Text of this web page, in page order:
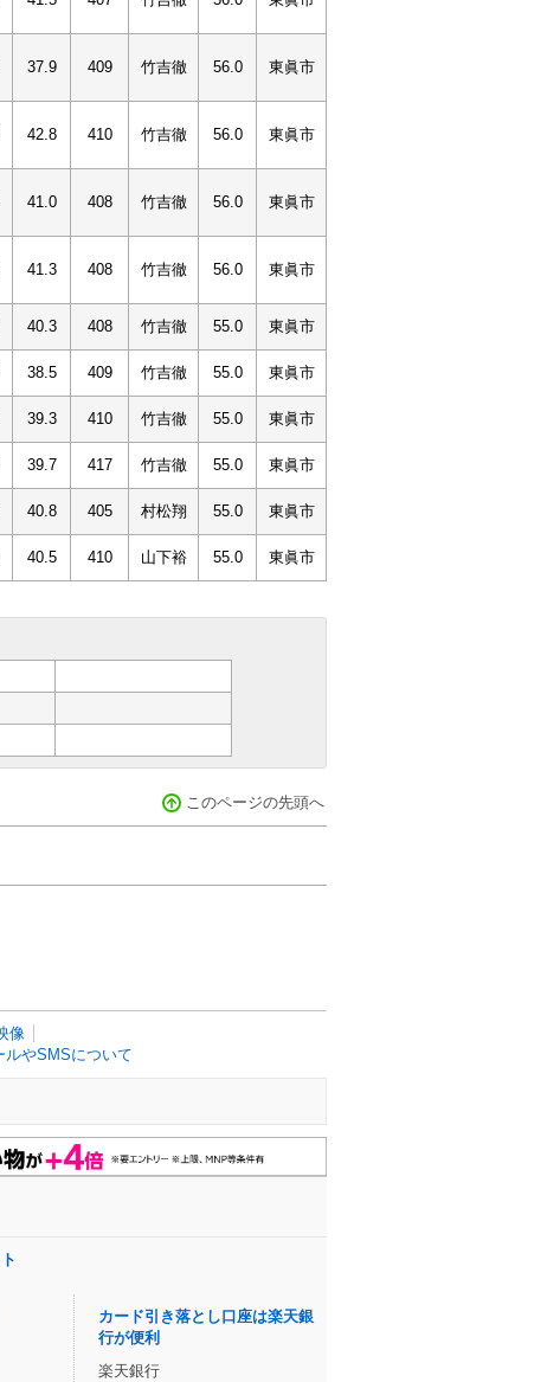
37.9 409 竹吉徹 56.0 東眞市
42.8 410 竹吉徹 56.0 東眞市
41.0 408 竹吉徹 56.0 東眞市
41.3 408 竹吉徹 56.0 東眞市
40.3 408 竹吉徹 55.0 東眞市
38.5 409 竹吉徹 55.0 東眞市
39.3 410 竹吉徹 55.0 東眞市
39.7 417 竹吉徹 55.0 東眞市
40.8 405 村松翔 55.0 東眞市
40.5 410 山下裕 55.0 東眞市
このページの先頭へ
像
ルやSMSについて
カード引き落とし口座は楽天銀
行が便利
楽天銀行